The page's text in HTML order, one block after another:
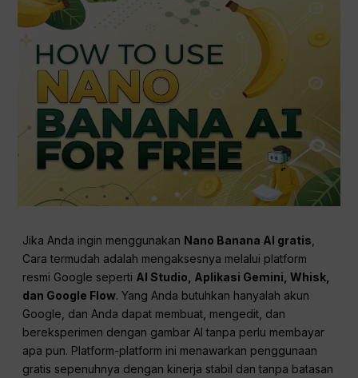
Jika Anda ingin menggunakan Nano Banana AI gratis
Cara termudah adalah mengaksesnya melalui platform
resmi Google seperti AI Studio, Aplikasi Gemini, Whisk,
dan Google Flow. Yang Anda butuhkan hanyalah akun
Google, dan Anda dapat membuat, mengedit, dan
bereksperimen dengan gambar AI tanpa perlu membayar
apa pun. Platform-platform ini menawarkan penggunaan
gratis sepenuhnya dengan kinerja stabil dan tanpa batasan